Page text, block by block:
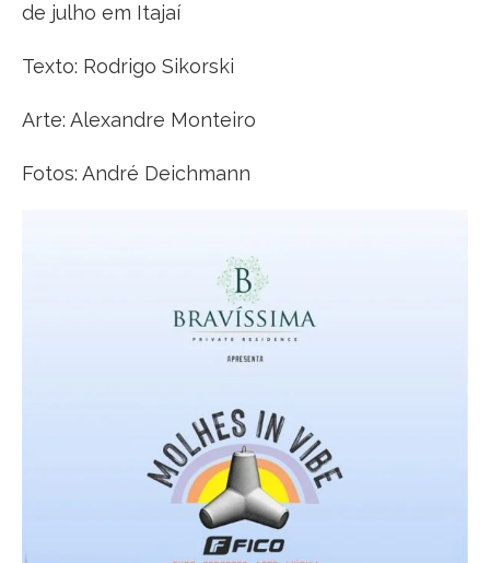
de julho em Itajaí
Texto: Rodrigo Sikorski
Arte: Alexandre Monteiro
Fotos: André Deichmann